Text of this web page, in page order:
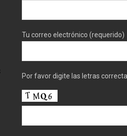
Tu correo electrónico (requerido)
Por favor digite las letras